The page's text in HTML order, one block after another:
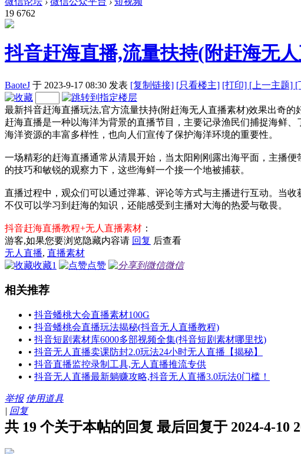
19 6762
抖音赶海直播,流量扶持(附赶海无
BaoteJ 于 2023-9-17 08:30 发表 [复制链接] [只看楼主] [打印] [上一主题] [
最新抖音赶海直播玩法,官方流量扶持(附赶海无人直播素材)效果出奇
赶海直播是一种以海洋为背景的直播节目，主要记录渔民们捕捉海鲜
海洋资源的丰富多样性，也向人们宣传了保护海洋环境的重要性。
一场精彩的赶海直播通常从清晨开始，当太阳刚刚露出海平面，主播
的技巧和敏锐的观察力下，这些海鲜一个接一个地被捕获。
直播过程中，观众们可以通过弹幕、评论等方式与主播进行互动。当
不仅可以学习到赶海的知识，还能感受到主播对大海的热爱与敬畏。
抖音赶海直播教程+无人直播素材 ：
游客,如果您要浏览隐藏内容请 回复 后查看
无人直播, 直播素材
收藏1 点赞 微信
相关推荐
• 抖音蟠桃大会直播素材100G
• 抖音蟠桃会直播玩法揭秘(抖音无人直播教程)
• 抖音短剧素材库6000多部视频全集(抖音短剧素材哪里找)
• 抖音无人直播卖课防封2.0玩法24小时无人直播【揭秘】
• 抖音直播监控录制工具,无人直播推流专供
• 抖音无人直播最新躺赚攻略,抖音无人直播3.0玩法0门槛！
举报 使用道具
| 回复
共 19 个关于本帖的回复 最后回复于 2024-4-10